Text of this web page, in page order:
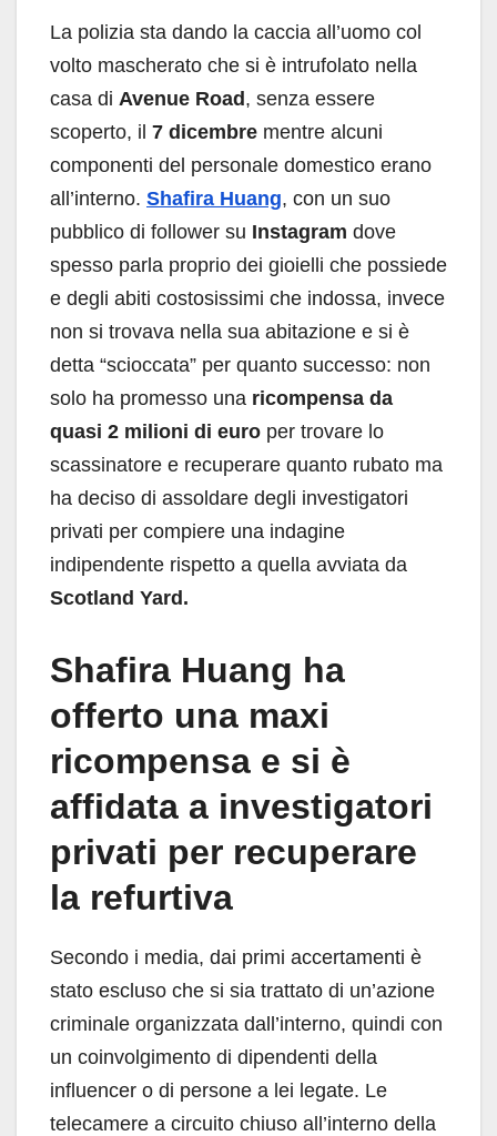
La polizia sta dando la caccia all’uomo col
volto mascherato che si è intrufolato nella
casa di Avenue Road , senza essere
scoperto, il 7 dicembre mentre alcuni
componenti del personale domestico erano
all’interno. Shafira Huang, con un suo
pubblico di follower su Instagram dove
spesso parla proprio dei gioielli che possiede
e degli abiti costosissimi che indossa, invece
non si trovava nella sua abitazione e si è
detta “scioccata” per quanto successo: non
solo ha promesso una ricompensa da
quasi 2 milioni di euro per trovare lo
scassinatore e recuperare quanto rubato ma
ha deciso di assoldare degli investigatori
privati per compiere una indagine
indipendente rispetto a quella avviata da
Scotland Yard.
Shafira Huang ha
offerto una maxi
ricompensa e si è
affidata a investigatori
privati per recuperare
la refurtiva
Secondo i media, dai primi accertamenti è
stato escluso che si sia trattato di un’azione
criminale organizzata dall’interno, quindi con
un coinvolgimento di dipendenti della
influencer o di persone a lei legate. Le
telecamere a circuito chiuso all’interno della